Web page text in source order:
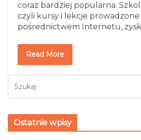
coraz bardziej popularna.
czyli kursy i lekcje prowadzone
pośrednictwem Internetu,
Read More
Ostatnie wpisy